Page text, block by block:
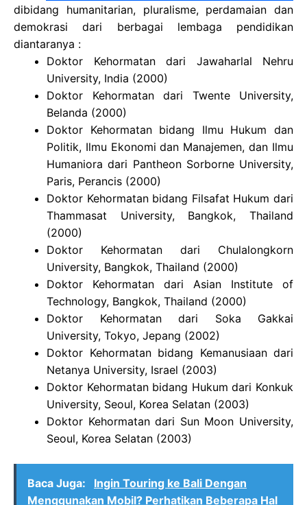
dibidang humanitarian, pluralisme, perdamaian dan
demokrasi dari berbagai lembaga pendidikan
diantaranya :
Doktor Kehormatan dari Jawaharlal Nehru
University, India (2000)
Doktor Kehormatan dari Twente University,
Belanda (2000)
Doktor Kehormatan bidang Ilmu Hukum dan
Politik, Ilmu Ekonomi dan Manajemen, dan Ilmu
Humaniora dari Pantheon Sorborne University,
Paris, Perancis (2000)
Doktor Kehormatan bidang Filsafat Hukum dari
Thammasat University, Bangkok, Thailand
(2000)
Doktor Kehormatan dari Chulalongkorn
University, Bangkok, Thailand (2000)
Doktor Kehormatan dari Asian Institute of
Technology, Bangkok, Thailand (2000)
Doktor Kehormatan dari Soka Gakkai
University, Tokyo, Jepang (2002)
Doktor Kehormatan bidang Kemanusiaan dari
Netanya University, Israel (2003)
Doktor Kehormatan bidang Hukum dari Konkuk
University, Seoul, Korea Selatan (2003)
Doktor Kehormatan dari Sun Moon University,
Seoul, Korea Selatan (2003)
Baca Juga:
Ingin Touring ke Bali Dengan
Menggunakan Mobil? Perhatikan Beberapa Hal